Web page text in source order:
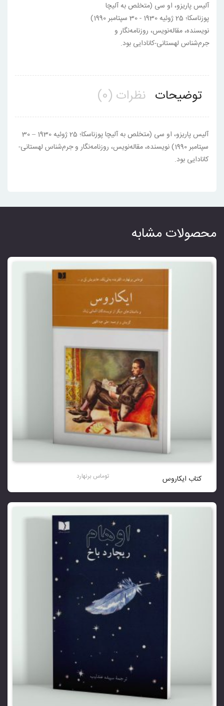
آلیس پاریزو، او سی (متخلص به آلیچا
پوزناسکا؛ 25 ژوئیه 1930 - 30 سپتامبر 1990)
نویسنده، مقاله‌نویس، روزنامه‌نگار و
جرم‌شناس لهستانی-کانادایی بود.
توضیحات نظرات (0)
آلیس پاریزو، او سی (متخلص به آلیچا پوزناسکا؛ 25 ژوئیه 1930 – 30
سپتامبر 1990) نویسنده، مقاله‌نویس، روزنامه‌نگار و جرم‌شناس لهستانی-
کانادایی بود.
محصولات مشابه
کتاب ایکاروس توماس برنهارد